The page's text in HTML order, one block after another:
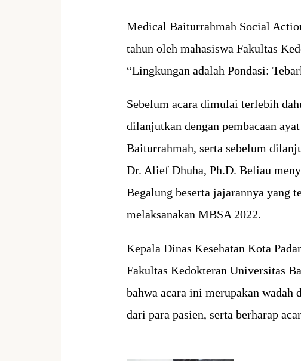
Medical Baiturrahmah Social
tahun oleh mahasiswa Fakultas
“Lingkungan adalah Pondasi:
Sebelum acara dimulai terlebih
dilanjutkan dengan pembacaan
Baiturrahmah, serta sebelum
Dr. Alief Dhuha, Ph.D. Beliau
Begalung beserta jajarannya yang
melaksanakan MBSA 2022.
Kepala Dinas Kesehatan Kota
Fakultas Kedokteran Universitas
bahwa acara ini merupakan wadah
dari para pasien, serta berharap